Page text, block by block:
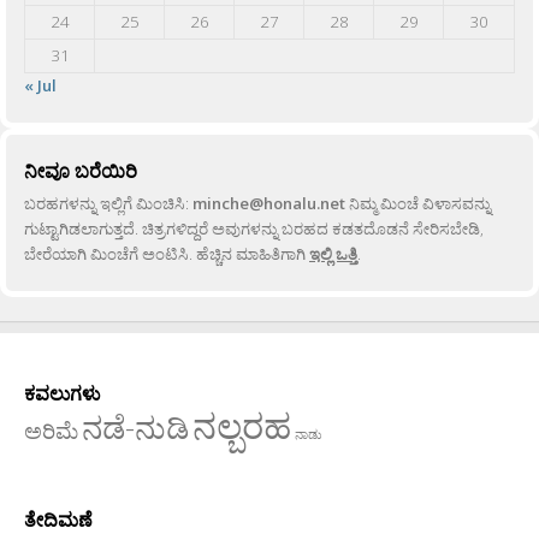
24
25 26 27 28 29
30
31
« Jul
ನೀವೂ ಬರೆಯಿರಿ
ಬರಹಗಳನ್ನು ಇಲ್ಲಿಗೆ ಮಿಂಚಿಸಿ: minche@honalu.netನಿಮ್ಮ ಮಿಂಚೆ ವಿಳಾಸವನ್ನು
ಗುಟ್ಟಾಗಿಡಲಾಗುತ್ತದೆ. ಚಿತ್ರಗಳಿದ್ದರೆ ಅವುಗಳನ್ನು ಬರಹದ ಕಡತದೊಡನೆ ಸೇರಿಸಬೇಡಿ,
ಬೇರೆಯಾಗಿ ಮಿಂಚೆಗೆ ಅಂಟಿಸಿ. ಹೆಚ್ಚಿನ ಮಾಹಿತಿಗಾಗಿಇಲ್ಲಿ ಒತ್ತಿ.
ಕವಲುಗಳು
ಅರಿಮೆನಡೆ-ನುಡಿನಲ್ಬರಹ ನಾಡು
ತೇದಿಮಣೆ